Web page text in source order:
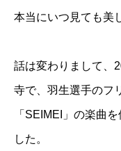
本当にいつ見ても美
話は変わりまして、
寺で、羽生選手のフ
「SEIMEI」の楽曲
した。